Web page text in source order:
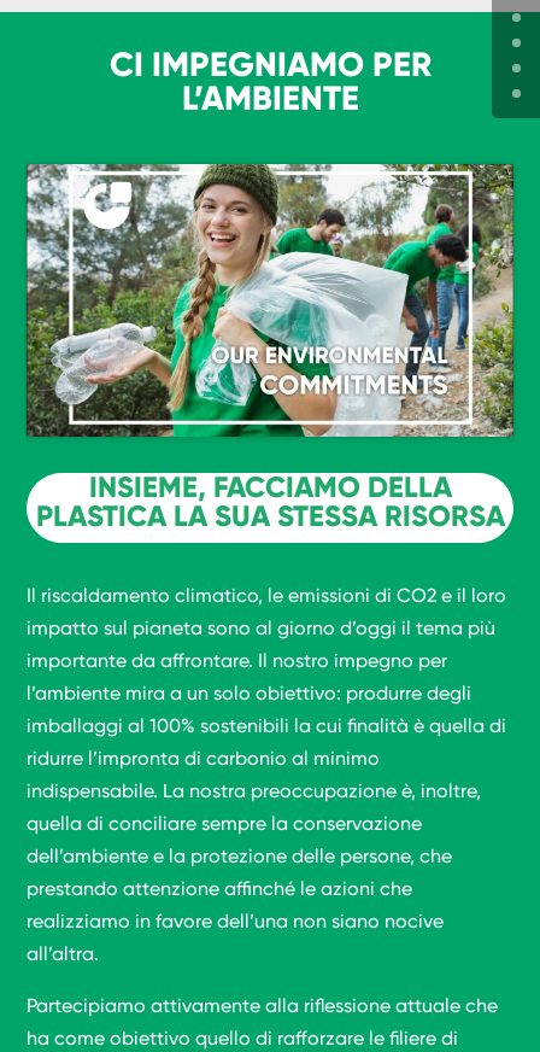
CI IMPEGNIAMO PER
L’AMBIENTE
INSIEME, FACCIAMO DELLA
PLASTICA LA SUA STESSA RISORSA
Il riscaldamento climatico, le emissioni di CO2 e il loro
impatto sul pianeta sono al giorno d’oggi il tema più
importante da affrontare. Il nostro impegno per
l’ambiente mira a un solo obiettivo: produrre degli
imballaggi al 100% sostenibili la cui finalità è quella di
ridurre l’impronta di carbonio al minimo
indispensabile. La nostra preoccupazione è, inoltre,
quella di conciliare sempre la conservazione
dell’ambiente e la protezione delle persone, che
prestando attenzione affinché le azioni che
realizziamo in favore dell’una non siano nocive
all’altra.
Partecipiamo attivamente alla riflessione attuale che
ha come obiettivo quello di rafforzare le filiere di